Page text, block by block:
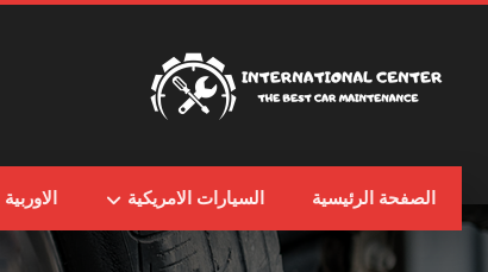
الصفحة الرئيسية السيارات الامريكية الاوربية